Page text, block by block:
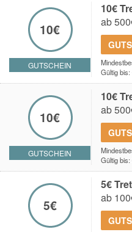
10€
GUTSCHEIN
10€
ab
Gültig
10€
GUTSCHEIN
10€
ab
Gültig
5€
5€
ab